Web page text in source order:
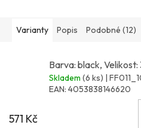
Varianty Popis Podobné (12)
Barva: black,
Skladem (6 ks) |
EAN: 4053838146620
571 Kč